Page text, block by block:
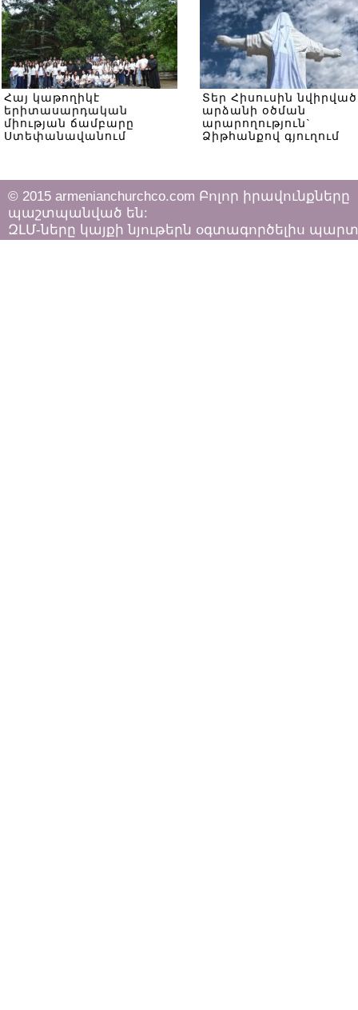
Հայ կաթողիկէ
երիտասարդական
միության ճամբարը
Ստեփանավանում
Տեր Հիսուսին նվիրված
արձանի օծման
արարողություն`
Ձիթհանքով գյուղում
© 2015 armenianchurchco.com Բոլոր իրավունքները
պաշտպանված են:
ԶԼՄ-ները կայքի նյութերն օգտագործելիս